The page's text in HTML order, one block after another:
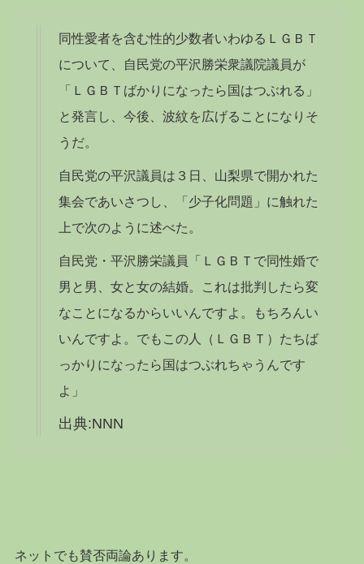
同性愛者を含む性的少数者いわゆる ＬＧＢＴ
について、
自民党の平沢勝栄衆議院議員が
「ＬＧＢＴばかりになったら国はつぶれる」
と発言し、今後、波紋を広げることになりそ
うだ。
自民党の平沢議員は３日、山梨県で開かれた
集会であいさつし、「少子化問題」に触れた
上で次のように述べた。
自民党・平沢勝栄議員「ＬＧＢＴで同性婚で
男と男、女と女の結婚。これは批判したら変
なことになるからいいんですよ。もちろんい
いんですよ。でもこの人（ＬＧＢＴ）たちば
っかりになったら国はつぶれちゃうんです
よ」
出典:NNN
ネットでも賛否両論あります。